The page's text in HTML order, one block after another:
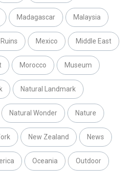
Madagascar Malaysia
Mexico Middle East
Morocco Museum
Natural Landmark
Natural Wonder Nature
New Zealand News
Oceania Outdoor